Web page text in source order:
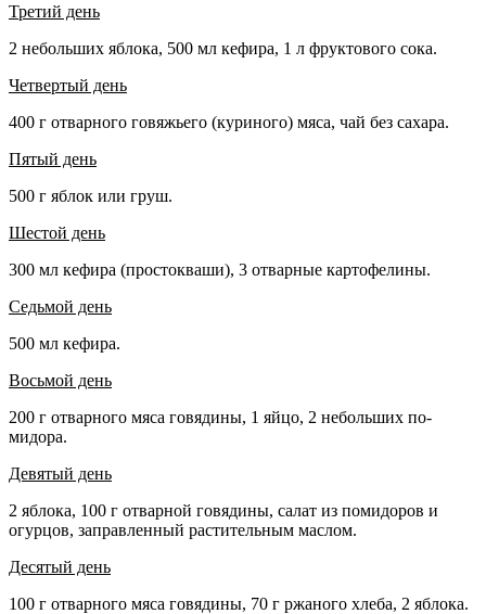
Третий день
2 небольших яблока, 500 мл кефира, 1 л фруктового сока.
Четвертый день
400 г отварного говяжьего (куриного) мяса, чай без сахара.
Пятый день
500 г яблок или груш.
Шестой день
300 мл кефира (простокваши), 3 отварные картофелины.
Седьмой день
500 мл кефира.
Восьмой день
200 г отварного мяса говядины, 1 яйцо, 2 небольших по­
мидора.
Девятый день
2 яблока, 100 г отварной говядины, салат из помидоров и
огурцов, заправленный растительным маслом.
Десятый день
100 г отварного мяса говядины, 70 г ржаного хлеба, 2 яб­лока.